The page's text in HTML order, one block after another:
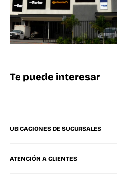
Te puede interesar
UBICACIONES DE SUCURSALES
Mérida Sucursal Oriente
ATENCIÓN A CLIENTES